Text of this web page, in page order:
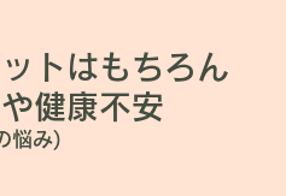
トはもちろん​
健康不安
悩み)